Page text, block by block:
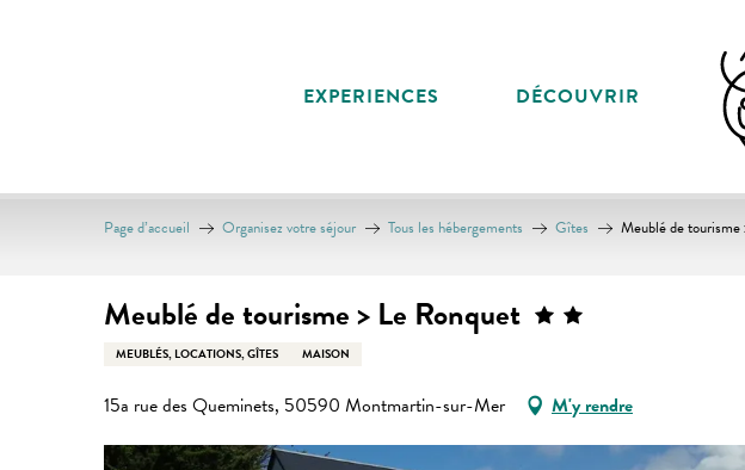
EXPERIENCES DÉCOUVRIR
Page d’accueil Organisez votre séjour Tous les hébergements Gîtes Meublé de tourisme
Meublé de tourisme > Le Ronquet
MEUBLÉS, LOCATIONS, GÎTES MAISON
15a rue des Queminets, 50590 Montmartin-sur-Mer M'y rendre